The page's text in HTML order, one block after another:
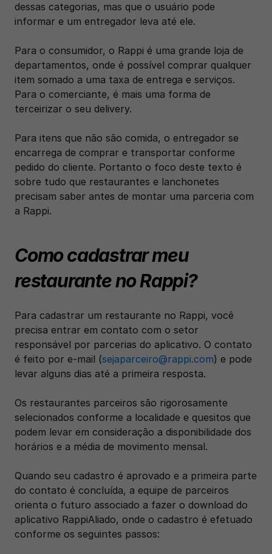
dessas categorias, mas que o usuário pode
informar e um entregador leva até ele.
Para o consumidor, o Rappi é uma grande loja de
departamentos, onde é possível comprar qualquer
item somado a uma taxa de entrega e serviços.
Para o comerciante, é mais uma forma de
terceirizar o seu delivery.
Para itens que não são comida, o entregador se
encarrega de comprar e transportar conforme
pedido do cliente. Portanto o foco deste texto é
sobre tudo que restaurantes e lanchonetes
precisam saber antes de montar uma parceria com
a Rappi.
Como cadastrar meu
restaurante no Rappi?
Para cadastrar um restaurante no Rappi, você
precisa entrar em contato com o setor
responsável por parcerias do aplicativo. O contato
é feito por e-mail (sejaparceiro@rappi.com) e pode
levar alguns dias até a primeira resposta.
Os restaurantes parceiros são rigorosamente
selecionados conforme a localidade e quesitos que
podem levar em consideração a disponibilidade dos
horários e a média de movimento mensal.
Quando seu cadastro é aprovado e a primeira parte
do contato é concluída, a equipe de parceiros
orienta o futuro associado a fazer o download do
aplicativo RappiAliado, onde o cadastro é efetuado
conforme os seguintes passos: